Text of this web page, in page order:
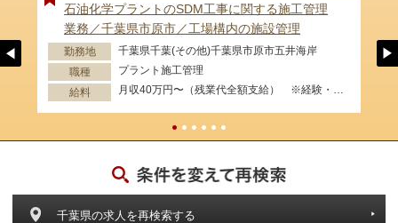
石油化学プラントのSDM工事に関する施工管理
業務／千葉県市原市／工場構内の施設管理
勤務地
千葉県千葉(その他)千葉県市原市五井海岸
職種
プラント施工管理
給料
千葉県の求人を再検索する